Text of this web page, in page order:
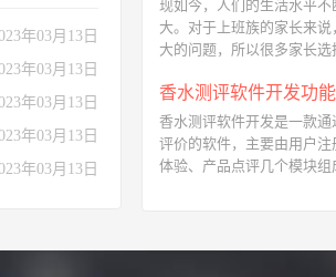
年03月13日
年03月13日
年03月13日
年03月13日
年03月13日
现如今，人们的生活水平
大。对于上班族的家长来
大的问题，所以很多家长选
香水测评软件开发功
香水测评软件开发是一款
评价的软件，主要由用户
体验、产品点评几个模块组